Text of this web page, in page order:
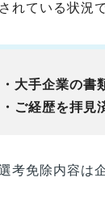
れている状況
・大手企業の
・ご経歴を拝
考免除内容は